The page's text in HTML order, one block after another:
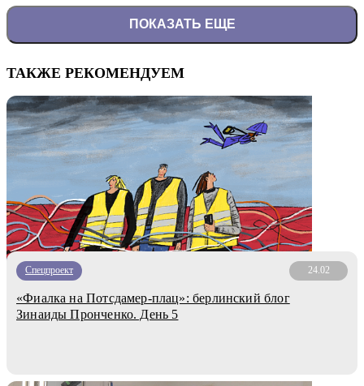
ПОКАЗАТЬ ЕЩЕ
ТАКЖЕ РЕКОМЕНДУЕМ
Спецпроект 24.02
«Фиалка на Потсдамер-плац»: берлинский блог
Зинаиды Пронченко. День 5